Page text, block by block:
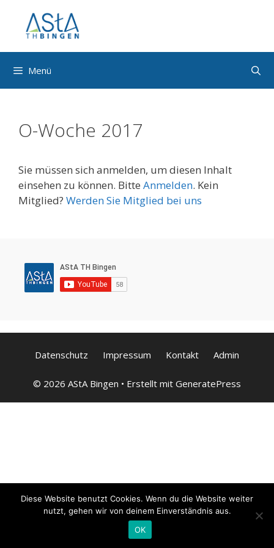
springen
Menü
O-Woche 2017
Sie müssen sich anmelden, um diesen Inhalt
einsehen zu können. Bitte Anmelden. Kein
Mitglied? Werden Sie Mitglied bei uns
Datenschutz Impressum Kontakt Admin
© 2026 AStA Bingen • Erstellt mit GeneratePress
Diese Website benutzt Cookies. Wenn du die Website weiter
nutzt, gehen wir von deinem Einverständnis aus.
OK